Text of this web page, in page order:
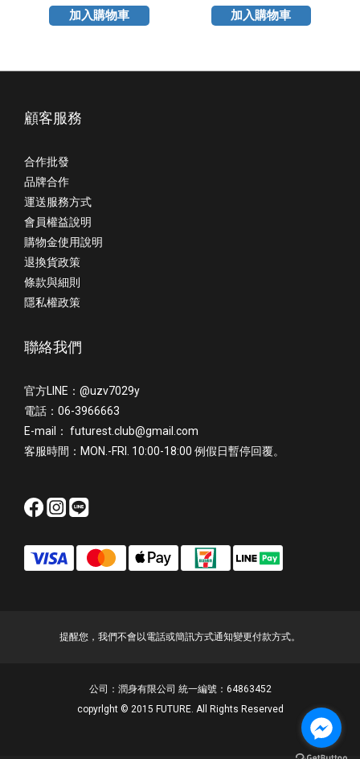
加入購物車 加入購物車
顧客服務
合作批發
品牌合作
運送服務方式
會員權益說明
購物金使用說明
退換貨政策
條款與細則
隱私權政策
聯絡我們
官方LINE：@uzv7029y
電話：06-3966663
E-mail： futurest.club@gmail.com
客服時間：MON.-FRI. 10:00-18:00 例假日暫停回覆。
提醒您，我們不會以電話或簡訊方式通知變更付款方式。
公司：潤身有限公司 統一編號：64863452
copyrlght © 2015 FUTURE. All Rights Reserved